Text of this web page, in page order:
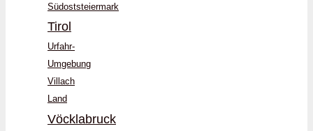
Südoststeiermark
Tirol
Urfahr-
Umgebung
Villach
Land
Vöcklabruck